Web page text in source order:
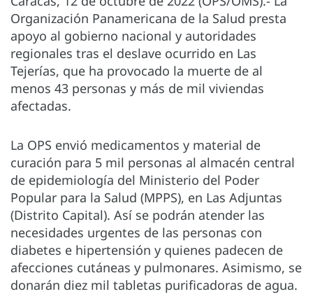
Organización Panamericana de la Salud presta
apoyo al gobierno nacional y autoridades
regionales tras el deslave ocurrido en Las
Tejerías, que ha provocado la muerte de al
menos 43 personas y más de mil viviendas
afectadas.
La OPS envió medicamentos y material de
curación para 5 mil personas al almacén central
de epidemiología del Ministerio del Poder
Popular para la Salud (MPPS), en Las Adjuntas
(Distrito Capital). Así se podrán atender las
necesidades urgentes de las personas con
diabetes e hipertensión y quienes padecen de
afecciones cutáneas y pulmonares. Asimismo, se
donarán diez mil tabletas purificadoras de agua.